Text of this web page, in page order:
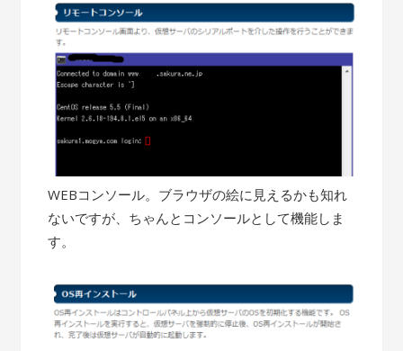
WEBコンソール。ブラウザの絵に見えるかも知れ
ないですが、ちゃんとコンソールとして機能しま
す。